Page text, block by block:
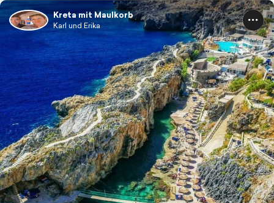
Kreta mit Maulkorb
Karl und Erika